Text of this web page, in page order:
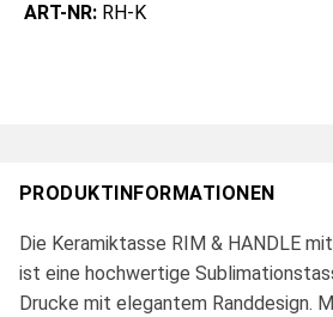
ART-NR: RH-K
PRODUKTINFORMATIONEN
Die Keramiktasse RIM & HANDLE
ist eine hochwertige
Drucke mit elegantem Randdesign.